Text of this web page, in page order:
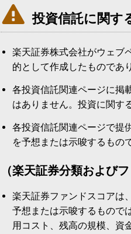
 投資信託に関す
楽天証券株式会社がウェブ
的として作成したものであ
各投資信託関連ページに掲
はありません。投資に関す
各投資信託関連ページで提
を予想または示唆するもの
（楽天証券分類および
楽天証券ファンドスコアは
予想または示唆するもので
用コスト、残高の規模、資